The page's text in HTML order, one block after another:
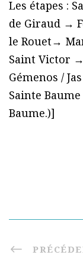
Les étapes :
de Giraud →
le Rouet→
Saint Victor
Gémenos /
Sainte
Baume.)]